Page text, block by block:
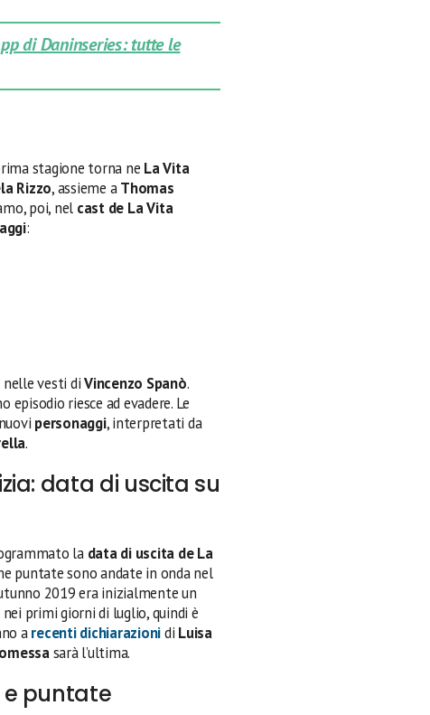
di Daninseries: tutte le
stagione torna ne La Vita
Rizzo, assieme aThomas
poi, nel cast de La Vita
:
nelle vesti diVincenzo Spanò.
episodio riesce ad evadere. Le
personaggi, interpretati da
.
data di uscita su
la data di uscita de La
puntate sono andate in onda nel
2019 era inizialmente un
primi giorni di luglio, quindi è
arecenti dichiarazionidi Luisa
sarà l’ultima.
e puntate